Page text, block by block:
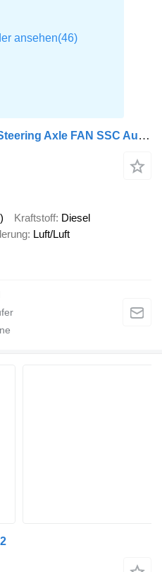
DAF XF 480 6X2 BDF Lift+Steering Axle FAN SSC Automatic Retarder
Kraftstoff Diesel
Luft/Luft